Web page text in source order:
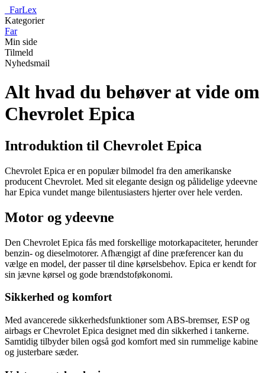
FarLex
Kategorier
Far
Min side
Tilmeld
Nyhedsmail
Alt hvad du behøver at vide om
Chevrolet Epica
Introduktion til Chevrolet Epica
Chevrolet Epica er en populær bilmodel fra den amerikanske
producent Chevrolet. Med sit elegante design og pålidelige ydeevne
har Epica vundet mange bilentusiasters hjerter over hele verden.
Motor og ydeevne
Den Chevrolet Epica fås med forskellige motorkapaciteter, herunder
benzin- og dieselmotorer. Afhængigt af dine præferencer kan du
vælge en model, der passer til dine kørselsbehov. Epica er kendt for
sin jævne kørsel og gode brændstoføkonomi.
Sikkerhed og komfort
Med avancerede sikkerhedsfunktioner som ABS-bremser, ESP og
airbags er Chevrolet Epica designet med din sikkerhed i tankerne.
Samtidig tilbyder bilen også god komfort med sin rummelige kabine
og justerbare sæder.